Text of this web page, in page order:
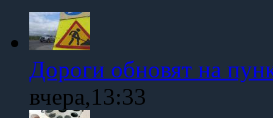
Дороги обновят на
вчера,13:33